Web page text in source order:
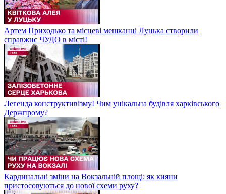
Артем Приходько та місцеві мешканці Луцька створили
справжнє ЧУДО в місті!
Легенда конструктивізму! Чим унікальна будівля харківського
Держпрому?
Кардинальні зміни на Вокзальній площі: як кияни
пристосовуються до нової схеми руху?